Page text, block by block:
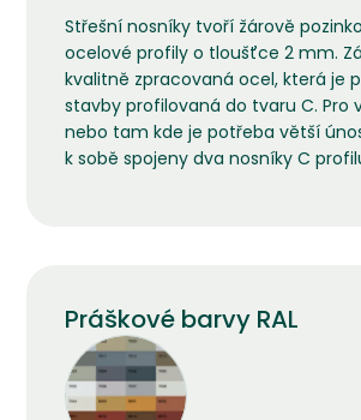
Střešní nosníky tvoří žárově
ocelové profily o tloušťce 2 mm.
kvalitně zpracovaná ocel, která je
stavby profilovaná do tvaru C. Pro
nebo tam kde je potřeba větší
k sobě spojeny dva nosníky C
Práškové barvy RAL